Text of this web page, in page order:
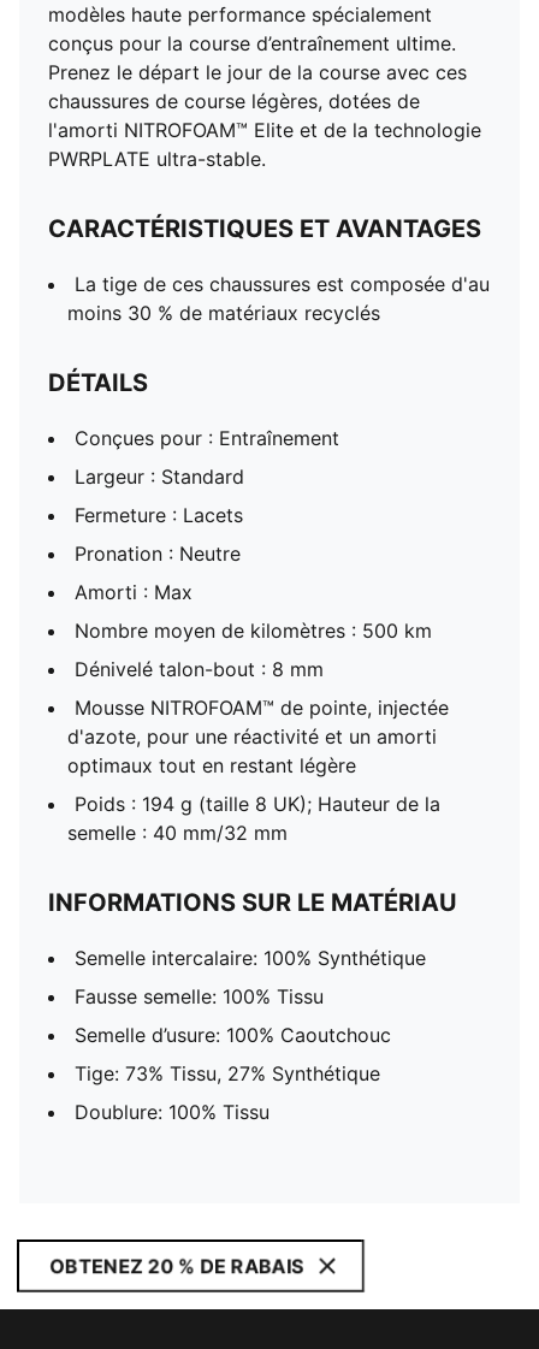
modèles haute performance spécialement
conçus pour la course d’entraînement ultime.
Prenez le départ le jour de la course avec ces
chaussures de course légères, dotées de
l'amorti NITROFOAM™ Elite et de la technologie
PWRPLATE ultra-stable.
CARACTÉRISTIQUES ET AVANTAGES
La tige de ces chaussures est composée d'au
moins 30 % de matériaux recyclés
DÉTAILS
Conçues pour : Entraînement
Largeur : Standard
Fermeture : Lacets
Pronation : Neutre
Amorti : Max
Nombre moyen de kilomètres : 500 km
Dénivelé talon-bout : 8 mm
Mousse NITROFOAM™ de pointe, injectée
d'azote, pour une réactivité et un amorti
optimaux tout en restant légère
Poids : 194 g (taille 8 UK); Hauteur de la
semelle : 40 mm/32 mm
INFORMATIONS SUR LE MATÉRIAU
Semelle intercalaire: 100% Synthétique
Fausse semelle: 100% Tissu
Semelle d’usure: 100% Caoutchouc
Tige: 73% Tissu, 27% Synthétique
Doublure: 100% Tissu
OBTENEZ 20 % DE RABAIS